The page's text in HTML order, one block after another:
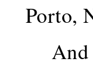
Porto,